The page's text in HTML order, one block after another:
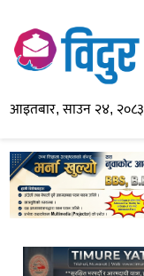
आइतबार, साउन २४, २०८३